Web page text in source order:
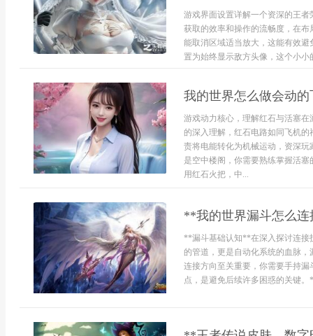
游戏界面设置详解一个资深的王
获取的效率和操作的流畅度，在
能取消区域适当放大，这能有效
置为始终显示敌方头像，这个小小
我的世界怎么做会动
游戏动力核心，理解红石与活塞
的深入理解，红石电路如同飞机
责将电能转化为机械运动，资深
是空中楼阁，你需要熟练掌握活
用红石火把，中...
**我的世界漏斗怎么
**漏斗基础认知**在深入探讨连接
的管道，更是自动化系统的血脉
连接方向至关重要，你需要手持
点，是避免后续许多困惑的关键